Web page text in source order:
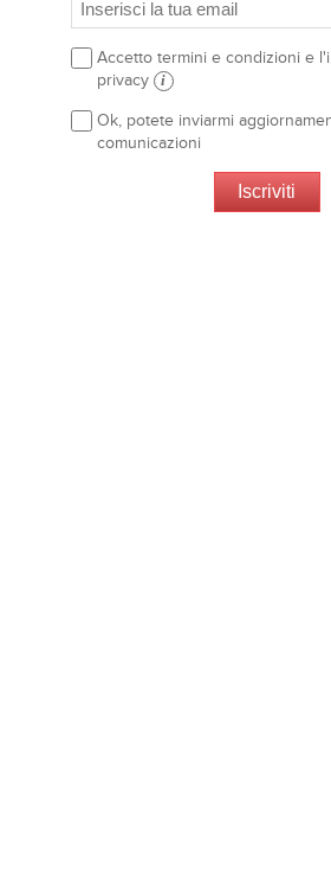
Accetto termini e condizioni e
privacy i
Ok, potete inviarmi
comunicazioni